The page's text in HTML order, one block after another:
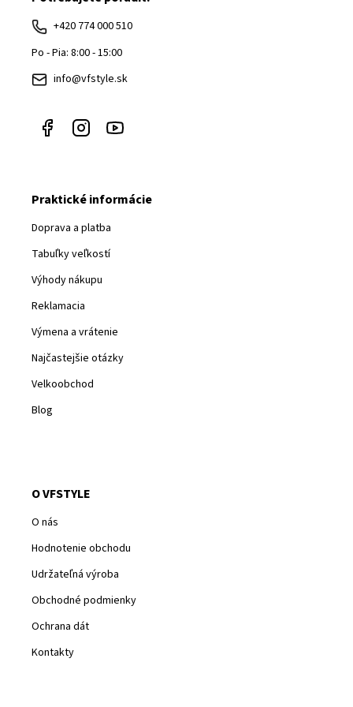
+420 774 000 510
Po - Pia: 8:00 - 15:00
info@vfstyle.sk
Praktické informácie
Doprava a platba
Tabuľky veľkostí
Výhody nákupu
Reklamacia
Výmena a vrátenie
Najčastejšie otázky
Velkoobchod
Blog
O VFSTYLE
O nás
Hodnotenie obchodu
Udržateľná výroba
Obchodné podmienky
Ochrana dát
Kontakty